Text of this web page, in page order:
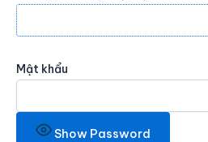
Mật khẩu
Show Password